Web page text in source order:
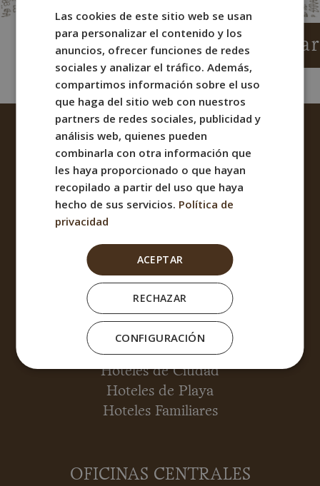
Gestionar consentimiento
Descargo de responsabilidad
Declaración de privacidad (UE)
Política de cookies (UE)
Hoteles Boutique
Hoteles de Ciudad
Hoteles de Playa
Hoteles Familiares
OFICINAS CENTRALES
SPANISH
FRENCH
ITALIAN
Las cookies de este sitio web se usan
para personalizar el contenido y los
anuncios, ofrecer funciones de redes
sociales y analizar el tráfico. Además,
compartimos información sobre el uso
que haga del sitio web con nuestros
partners de redes sociales, publicidad y
análisis web, quienes pueden
combinarla con otra información que
les haya proporcionado o que hayan
recopilado a partir del uso que haya
hecho de sus servicios. Política de
privacidad
ACEPTAR
RECHAZAR
CONFIGURACIÓN